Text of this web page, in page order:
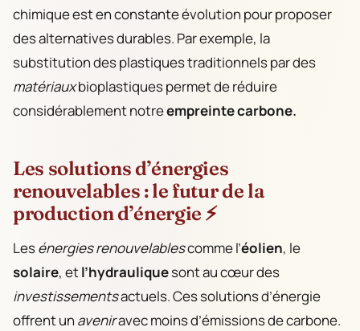
chimique est en constante évolution pour proposer
des alternatives durables. Par exemple, la
substitution des plastiques traditionnels par des
matériauxbioplastiques permet de réduire
considérablement notreempreinte carbone.
Les solutions d’énergies
renouvelables : le futur de la
production d’énergie ⚡
Lesénergies renouvelablescomme l’éolien, le
solaire, etl’hydrauliquesont au cœur des
investissementsactuels. Ces solutions d’énergie
offrent un aveniravec moins d’émissions de carbone.